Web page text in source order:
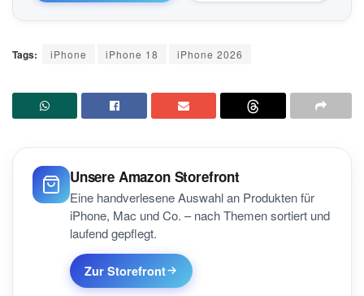
Tags: iPhone iPhone 18 iPhone 2026
Unsere Amazon Storefront
Eine handverlesene Auswahl an Produkten für
iPhone, Mac und Co. – nach Themen sortiert und
laufend gepflegt.
Zur Storefront